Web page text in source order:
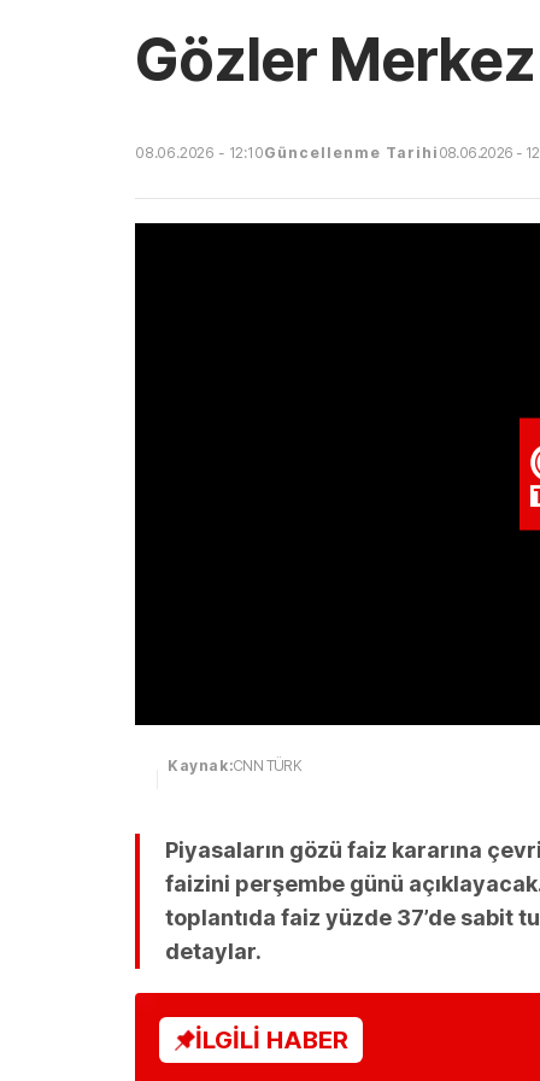
Gözler Merkez
08.06.2026 - 12:10Güncellenme Tarihi 08.06.2026 -
Kaynak:CNN TÜRK
Piyasaların gözü faiz kararına
faizini perşembe günü
toplantıda faiz yüzde 37’de sabit
detaylar.
İLGİLİ HABER